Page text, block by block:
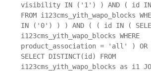
visibility IN ('1') ) AND ( id IN (
FROM i123cms_yith_wapo_blocks
IN ('0') ) ) AND ( ( id IN (
i123cms_yith_wapo_blocks WHERE
product_association = 'all' )
SELECT DISTINCT(id) FROM
i123cms_yith_wapo_blocks as i1